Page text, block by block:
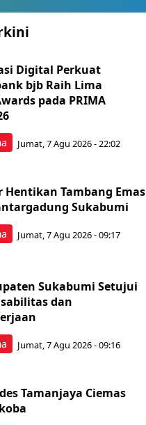
Digital Perkuat
bjb Raih Lima
pada PRIMA
Jumat, 7 Agu 2026 - 22:02
Hentikan Tambang Emas
Sukabumi
Jumat, 7 Agu 2026 - 09:17
Sukabumi Setujui
dan
Jumat, 7 Agu 2026 - 09:16
Tamanjaya Ciemas